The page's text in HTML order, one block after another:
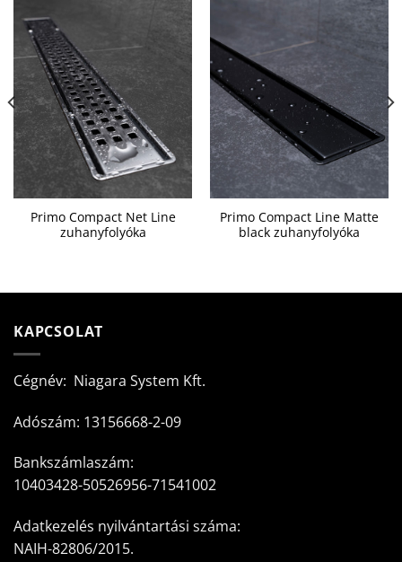
Primo Compact Net Line
zuhanyfolyóka
Primo Compact Line Matte
black zuhanyfolyóka
KAPCSOLAT
Cégnév: Niagara System Kft.
Adószám: 13156668-2-09
Bankszámlaszám:
10403428-50526956-71541002
Adatkezelés nyilvántartási száma:
NAIH-82806/2015.